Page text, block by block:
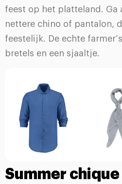
feest op het platteland. Ga
nettere chino of pantalon,
feestelijk. De echte
bretels en een sjaaltje.
Summer chique